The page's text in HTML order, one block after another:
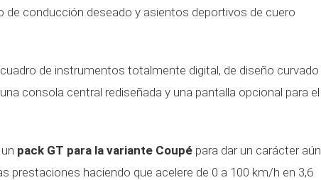
de conducción deseado y asientos deportivos de cuero
de instrumentos totalmente digital, de diseño curvado
consola central rediseñada y una pantalla opcional para el
pack GT para la variante Coupé para dar un carácter aún
prestaciones haciendo que acelere de 0 a 100 km/h en 3,6